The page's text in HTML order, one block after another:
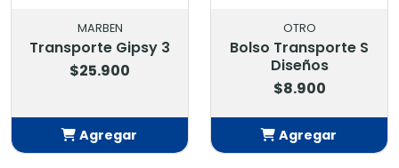
MARBEN
Transporte Gipsy 3
$25.900
Agregar
OTRO
Bolso Transporte S
Diseños
$8.900
Agregar